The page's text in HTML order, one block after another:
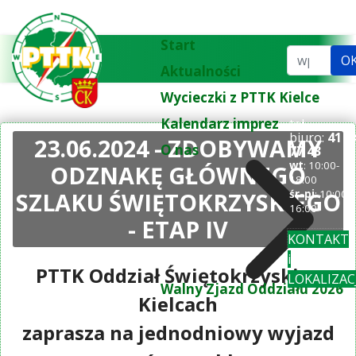
Start
Aktualności
Wycieczki z PTTK Kielce
Kalendarz imprez
O nas
Walny Zjazd Oddziału 2026
Szukaj...
tel.
biuro: 41
77 43
wt: 10:00-
18:00
śr-pi: 10:00-
16:00
KONTAKT
i
23.06.2024 - ZDOBYWAMY
ODZNAKĘ GŁÓWNEGO
SZLAKU ŚWIĘTOKRZYSKIEGO
- ETAP IV
PTTK Oddział Świętokrzyski w
Kielcach
zaprasza na jednodniowy wyjazd